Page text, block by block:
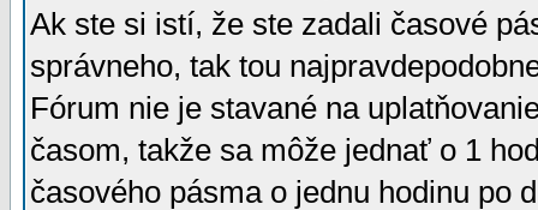
Ak ste si istí, že ste zadali časové
správneho, tak tou
Fórum nie je stavané na
časom, takže sa môže jednať o 1
časového pásma o jednu hodinu po